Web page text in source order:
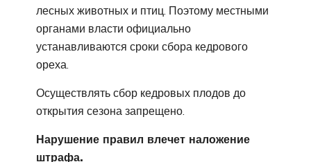
лесных животных и птиц. Поэтому местными
органами власти официально
устанавливаются сроки сбора кедрового
ореха.
Осуществлять сбор кедровых плодов до
открытия сезона запрещено.
Нарушение правил влечет наложение
штрафа.